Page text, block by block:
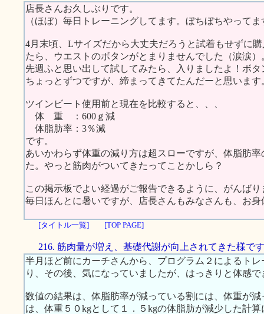
店長さんお久しぶりです。
（ほぼ）毎日トレーニングしてます。ぼちぼちやってま
4月末頃、Lサイズだから大丈夫だろうと試着もせずに
たら、ウエストのボタンがとまりませんでした（涙涙）
先週ふと思い出して試してみたら、入りましたよ！ボ
ちょっとずつですが、締まってきてたんだーと思います
ツインビート使用前と現在を比較すると、、、
体 重 ：600ｇ減
体脂肪率：3％減
です。
あいかわらず体重の減り方は超スローですが、体脂肪
た。やっと筋肉がついてきたってことかしら？
この掲示板でよい経過がご報告できるように、がんばり
毎日ほんとに暑いですが、店長さんもみなさんも、お
[タイトル一覧] [TOP PAGE]
216. 筋肉量が増え、基礎代謝が向上されてきた様で
半月ほど前にカーチさんから、プログラム２によるト
り、その後、気になっていましたが、はっきりと体感
数値の結果は、体脂肪率が減っている割には、体重が
は、体重５０kgとして１．５kgの体脂肪が減少した計